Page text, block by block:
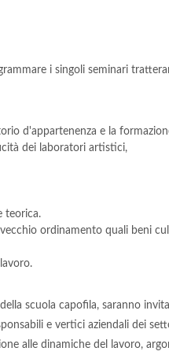
i singoli seminari
d'appartenenza e la
dei laboratori artistici,
teorica.
ordinamento quali beni
scuola capofila, saranno
e vertici aziendali dei
alle dinamiche del lavoro,